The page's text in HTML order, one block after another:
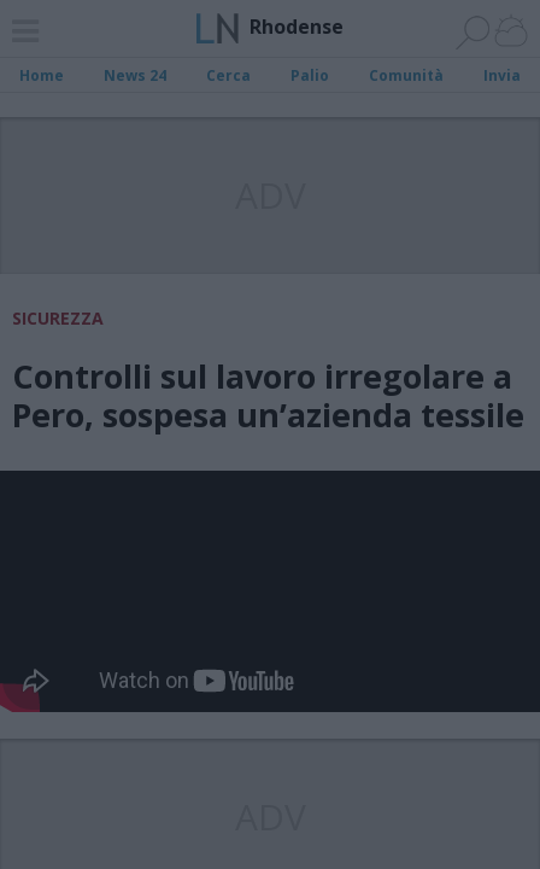
Rhodense
Home News 24 Cerca Palio Comunità Invia
SICUREZZA
Controlli sul lavoro irregolare a
Pero, sospesa un’azienda tessile